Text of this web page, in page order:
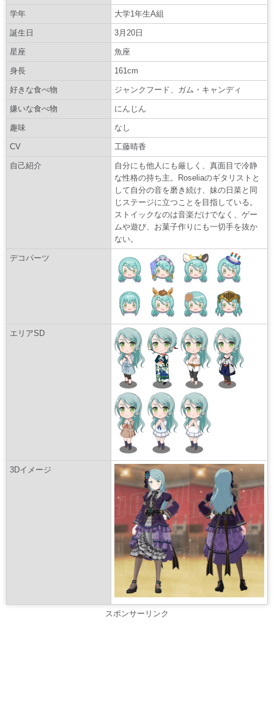
学年 大学1年生A組
誕生日 3月20日
星座 魚座
身長 161cm
好きな食べ物 ジャンクフード、ガム・キャンディ
嫌いな食べ物 にんじん
趣味 なし
CV 工藤晴香
自己紹介
自分にも他人にも厳しく、真面目で冷静
な性格の持ち主。Roseliaのギタリストと
して自分の音を磨き続け、妹の日菜と同
じステージに立つことを目指している。
ストイックなのは音楽だけでなく、ゲー
ムや遊び、お菓子作りにも一切手を抜か
ない。
デコパーツ
エリアSD
3Dイメージ
スポンサーリンク